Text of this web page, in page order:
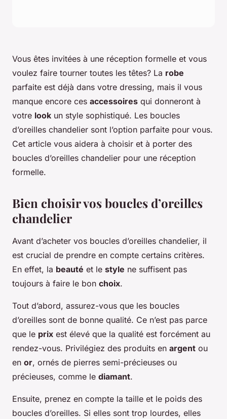
Vous êtes invitées à une réception formelle et vous
voulez faire tourner toutes les têtes? La robe
parfaite est déjà dans votre dressing, mais il vous
manque encore ces accessoires qui donneront à
votre look un style sophistiqué. Les boucles
d’oreilles chandelier sont l’option parfaite pour vous.
Cet article vous aidera à choisir et à porter des
boucles d’oreilles chandelier pour une réception
formelle.
Bien choisir vos boucles d’oreilles
chandelier
Avant d’acheter vos boucles d’oreilles chandelier, il
est crucial de prendre en compte certains critères.
En effet, la beauté et le style ne suffisent pas
toujours à faire le bon choix.
Tout d’abord, assurez-vous que les boucles
d’oreilles sont de bonne qualité. Ce n’est pas parce
que le prix est élevé que la qualité est forcément au
rendez-vous. Privilégiez des produits en argent ou
en or, ornés de pierres semi-précieuses ou
précieuses, comme le diamant.
Ensuite, prenez en compte la taille et le poids des
boucles d’oreilles. Si elles sont trop lourdes, elles